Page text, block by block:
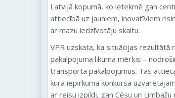
Latvijā kopumā, ko ietekmē gan
attiecībā uz jauniem, inovatīviem
ar mazu iedzīvotāju skaitu.
VPR uzskata, ka situācijas
pakalpojuma likuma mērķis –
transporta pakalpojumus. Tas
kurā iepirkuma konkursa
ar reisu izpildi, gan Cēsu un Limbažu